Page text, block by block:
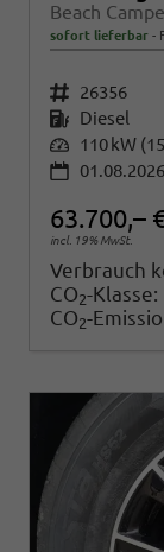
Beach
sofort lieferbar
Fahrzeugnr. 26356
Kraftstoff Diesel
Leistung 110 kW
01.08.2026
63.700,–
incl. 19% MwSt.
Verbrauch
CO2-Klasse:
CO2-